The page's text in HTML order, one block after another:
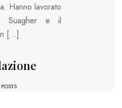
Hanno lavorato
Suagher e il
[…]
POSTS